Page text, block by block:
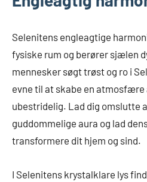
Selenitens engleagtige
fysiske rum og berører sjælen
mennesker søgt trøst og ro i
evne til at skabe en atmosfære
ubestridelig. Lad dig omslutte
guddommelige aura og lad
transformere dit hjem og sind.
I Selenitens krystalklare lys